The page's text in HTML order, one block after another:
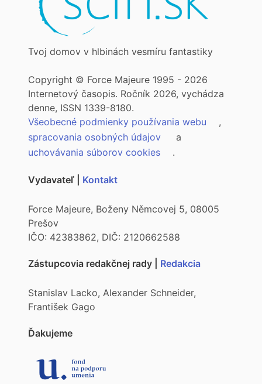
Tvoj domov v hlbinách vesmíru fantastiky
Copyright © Force Majeure 1995 - 2026
Internetový časopis. Ročník 2026, vychádza
denne, ISSN 1339-8180.
Všeobecné podmienky používania webu
,
spracovania osobných údajov
a
uchovávania súborov cookies
.
Vydavateľ | Kontakt
Force Majeure, Boženy Němcovej 5, 08005
Prešov
IČO: 42383862, DIČ: 2120662588
Zástupcovia redakčnej rady | Redakcia
Stanislav Lacko, Alexander Schneider,
František Gago
Ďakujeme